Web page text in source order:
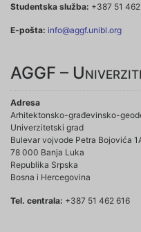
Studentska služba: +387 51
E-pošta: info@aggf.unibl.org
AGGF –
Adresa
Arhitektonsko-građevinsko-
Univerzitetski grad
Bulevar vojvode Petra Bojovića
78 000 Banja Luka
Republika Srpska
Bosna i Hercegovina
Tel. centrala: +387 51 462 616